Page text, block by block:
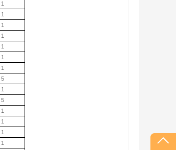
1
1
1
1
1
1
1
5
1
5
1
1
1
1